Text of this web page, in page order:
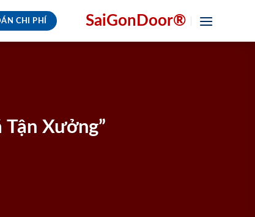
CHI PHÍ SaiGonDoor®
Tận Xưởng”